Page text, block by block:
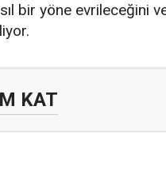
bir yöne evrileceğini
KAT